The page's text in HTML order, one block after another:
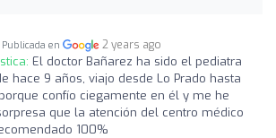
Publicada en 2 years ago
El doctor Bañarez ha sido el pediatra
hace 9 años, viajo desde Lo Prado hasta
confío ciegamente en él y me he
que la atención del centro médico
100%